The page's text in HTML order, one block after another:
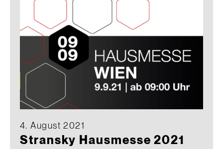
4. August 2021
Stransky Hausmesse 2021